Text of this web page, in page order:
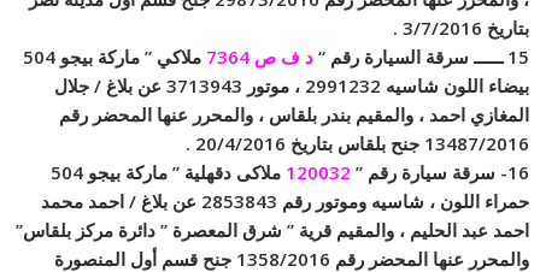
بتاريخ 3/7/2016 .
15 ــــــ سرقة السيارة رقم “
د ف ص 7364
ملاكي ” ماركة بيجو 504
بيضاء اللون شاسيه 2991232 ، موتور 3713943 عن بلاغ / جلال
المغازي احمد ، والمقيم بندر بلقاس ، والمحرر عنها المحضر رقم
13487/2016 جنح بلقاس بتاريخ 20/4/2016 .
16- سرقة سيارة رقم ”
120032
ملاكى دقهلية ” ماركة بيجو 504
حمراء اللون ، شاسيه وموتور رقم 2853843 عن بلاغ / احمد محمد
احمد عبد الحليم ، والمقيم قرية ” شرق المعصرة ” دائرة مركز بلقاس”
والمحرر عنها المحضر رقم 1358/2016 جنح قسم أول المنصورة